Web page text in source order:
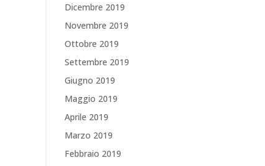
Dicembre 2019
Novembre 2019
Ottobre 2019
Settembre 2019
Giugno 2019
Maggio 2019
Aprile 2019
Marzo 2019
Febbraio 2019